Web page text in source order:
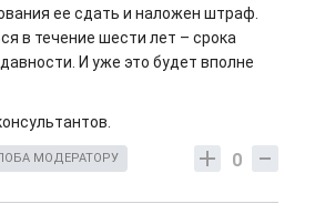
ее сдать и наложен штраф.
в течение шести лет – срока
И уже это будет вполне
0
МОДЕРАТОРУ